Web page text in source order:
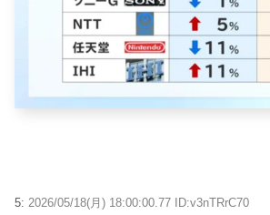
5: 2026/05/18(月) 18:00:00.77 ID:v3nTRrC70